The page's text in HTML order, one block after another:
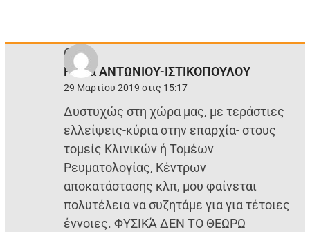
Ο/Η
Ράνια ΑΝΤΩΝΙΟΥ-ΙΣΤΙΚΟΠΟΥΛΟΥ
29 Μαρτίου 2019 στις 15:17
Δυστυχώς στη χώρα μας, με τεράστιες
ελλείψεις-κύρια στην επαρχία- στους
τομείς Κλινικών ή Τομέων
Ρευματολογίας, Κέντρων
αποκατάστασης κλπ, μου φαίνεται
πολυτέλεια να συζητάμε για για τέτοιες
έννοιες. ΦΥΣΙΚΆ ΔΕΝ ΤΟ ΘΕΩΡΩ